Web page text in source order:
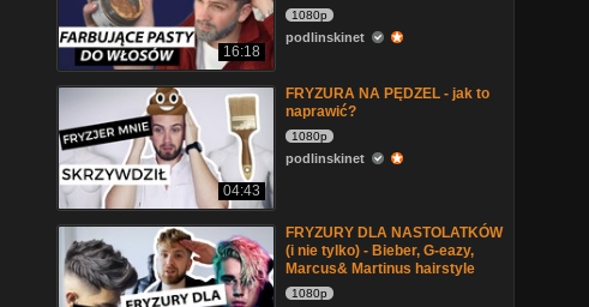
16:18
1080p
podlinskinet
04:43
FRYZURA NA PĘDZEL - jak to
naprawić?
1080p
podlinskinet
FRYZURY DLA NASTOLATKÓW
(i nie tylko) - Bieber, G-eazy,
Marcus& Martinus hairstyle
1080p